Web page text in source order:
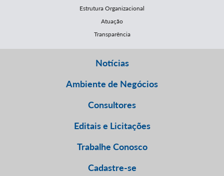
Estrutura Organizacional
Atuação
Transparência
Notícias
Ambiente de Negócios
Consultores
Editais e Licitações
Trabalhe Conosco
Cadastre-se